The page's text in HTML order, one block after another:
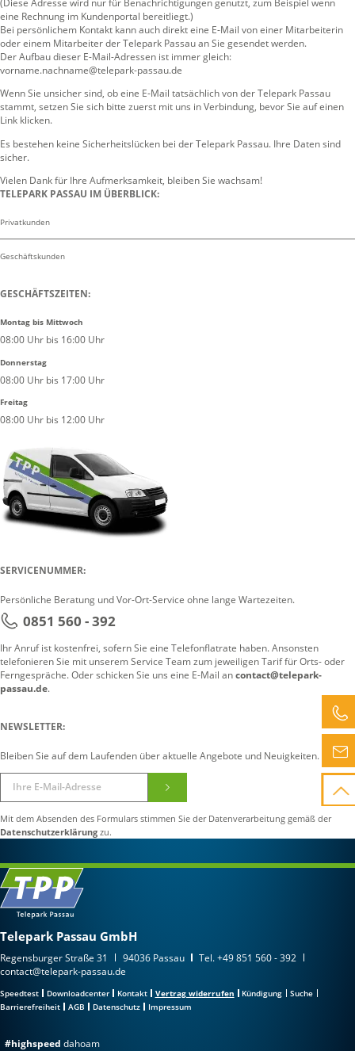
(Diese Adresse wird nur für Benachrichtigungen genutzt, zum Beispiel wenn
eine Rechnung im Kundenportal bereitliegt.)
Bei persönlichem Kontakt kann auch direkt eine E-Mail von einer Mitarbeiterin
oder einem Mitarbeiter der Telepark Passau an Sie gesendet werden.
Der Aufbau dieser E-Mail-Adressen ist immer gleich:
vorname.nachname@telepark-passau.de
Wenn Sie unsicher sind, ob eine E-Mail tatsächlich von der Telepark Passau
stammt, setzen Sie sich bitte zuerst mit uns in Verbindung, bevor Sie auf einen
Link klicken.
Es bestehen keine Sicherheitslücken bei der Telepark Passau. Ihre Daten sind
sicher.
Vielen Dank für Ihre Aufmerksamkeit, bleiben Sie wachsam!
TELEPARK PASSAU IM ÜBERBLICK:
Privatkunden
Geschäftskunden
GESCHÄFTSZEITEN:
Montag bis Mittwoch
08:00 Uhr bis 16:00 Uhr
Donnerstag
08:00 Uhr bis 17:00 Uhr
Freitag
08:00 Uhr bis 12:00 Uhr
SERVICENUMMER:
Persönliche Beratung und Vor-Ort-Service ohne lange Wartezeiten.
0851 560 - 392
Ihr Anruf ist kostenfrei, sofern Sie eine Telefonflatrate haben. Ansonsten
telefonieren Sie mit unserem Service Team zum jeweiligen Tarif für Orts- oder
Ferngespräche. Oder schicken Sie uns eine E-Mail ancontact@telepark-
passau.de.
NEWSLETTER:
Bleiben Sie auf dem Laufenden über aktuelle Angebote und Neuigkeiten.
Mit dem Absenden des Formulars stimmen Sie der Datenverarbeitung gemäß der
Datenschutzerklärung zu.
Telepark Passau GmbH
Regensburger Straße 31 94036 Passau Tel.+49 851 560 - 392
contact@telepark-passau.de
Speedtest Downloadcenter Kontakt Vertrag widerrufen Kündigung
Suche
Barrierefreiheit
AGB Datenschutz Impressum
#highspeed dahoam